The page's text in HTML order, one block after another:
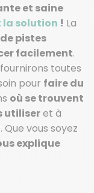
et saine
la solution ! La
pistes
facilement.
toutes
pour faire du
où se trouvent
utiliseret à
. Que vous soyez
explique